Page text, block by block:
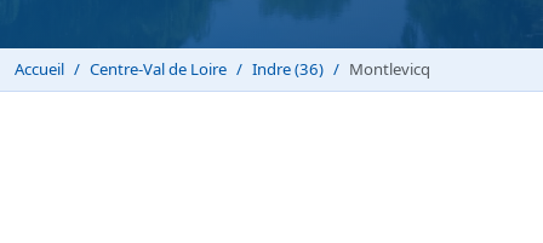
Accueil Centre-Val de Loire Indre (36) Montlevicq